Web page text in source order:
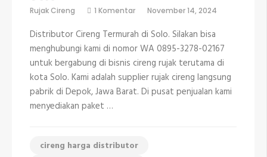
Rujak Cireng 1 Komentarpada
Termurah
di
Solo
November 14, 2024
Distributor Cireng Termurah di Solo. Silakan bisa
menghubungi kami di nomor WA 0895-3278-02167
untuk bergabung di bisnis cireng rujak terutama di
kota Solo. Kami adalah supplier rujak cireng langsung
pabrik di Depok, Jawa Barat. Di pusat penjualan kami
menyediakan paket …
cireng harga distributor